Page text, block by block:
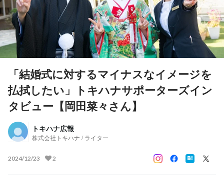
「結婚式に対するマイナスなイメージを
払拭したい」トキハナサポーターズイン
タビュー【岡田菜々さん】
トキハナ広報
株式会社トキハナ / ライター
2024/12/23 2